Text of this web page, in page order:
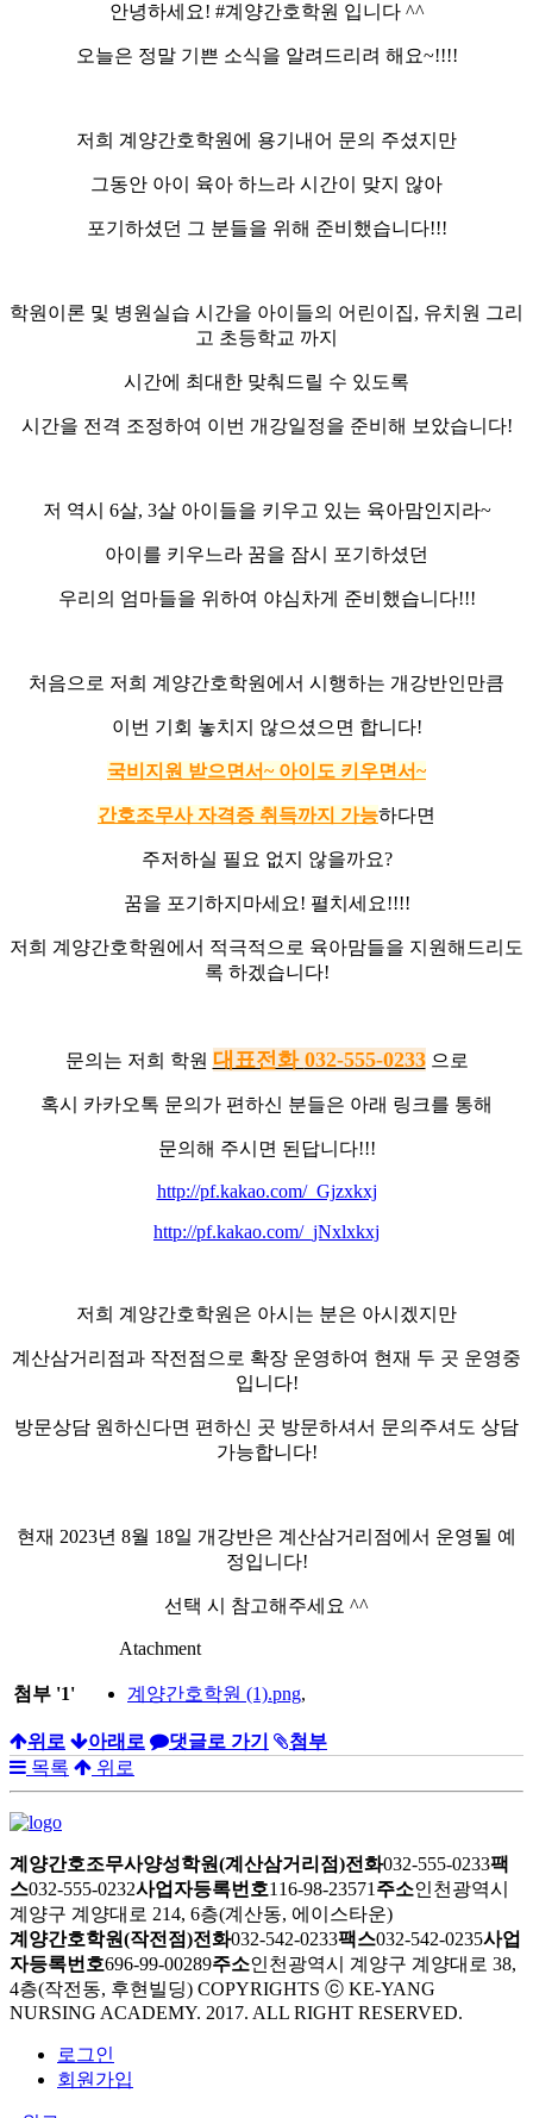
안녕하세요! #계양간호학원 입니다 ^^
오늘은 정말 기쁜 소식을 알려드리려 해요~!!!!
저희 계양간호학원에 용기내어 문의 주셨지만
그동안 아이 육아 하느라 시간이 맞지 않아
포기하셨던 그 분들을 위해 준비했습니다!!!
학원이론 및 병원실습 시간을 아이들의 어린이집, 유치원 그리
고 초등학교 까지
시간에 최대한 맞춰드릴 수 있도록
시간을 전격 조정하여 이번 개강일정을 준비해 보았습니다!​
저 역시 6살, 3살 아이들을 키우고 있는 육아맘인지라~
아이를 키우느라 꿈을 잠시 포기하셨던
우리의 엄마들을 위하여 야심차게 준비했습니다!!!
처음으로 저희 계양간호학원에서 시행하는 개강반인만큼
이번 기회 놓치지 않으셨으면 합니다!
국비지원 받으면서~ 아이도 키우면서~
간호조무사 자격증 취득까지 가능하다면
주저하실 필요 없지 않을까요?
꿈을 포기하지마세요! 펼치세요!!!!
저희 계양간호학원에서 적극적으로 육아맘들을 지원해드리도
록 하겠습니다!
문의는 저희 학원 대표전화 032-555-0233으로
혹시 카카오톡 문의가 편하신 분들은 아래 링크를 통해
문의해 주시면 된답니다!!!
http://pf.kakao.com/_Gjzxkxj
http://pf.kakao.com/_jNxlxkxj
저희 계양간호학원은 아시는 분은 아시겠지만
계산삼거리점과 작전점으로 확장 운영하여 현재 두 곳 운영중
입니다!
방문상담 원하신다면 편하신 곳 방문하셔서 문의주셔도 상담
가능합니다!
현재 2023년 8월 18일 개강반은 계산삼거리점에서 운영될 예
정입니다!
선택 시 참고해주세요 ^^
Atachment
첨부 '1' 계양간호학원 (1).png,
위로 아래로 댓글로 가기
첨부
목록
위로
계양간호조무사양성학원(계산삼거리점)전화032-555-0233팩
스032-555-0232사업자등록번호116-98-23571 주소인천광역시
계양구 계양대로 214, 6층(계산동, 에이스타운)
계양간호학원(작전점)전화032-542-0233팩스032-542-0235사업
자등록번호696-99-00289주소인천광역시 계양구 계양대로 38,
4층(작전동, 후현빌딩) COPYRIGHTS ⓒ KE-YANG
NURSING ACADEMY. 2017. ALL RIGHT RESERVED.
로그인
회원가입